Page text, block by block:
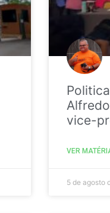
vice-
VER
5 de agosto